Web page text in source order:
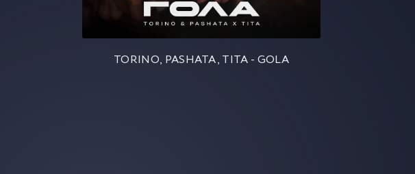
TORINO, PASHATA, TITA - GOLA